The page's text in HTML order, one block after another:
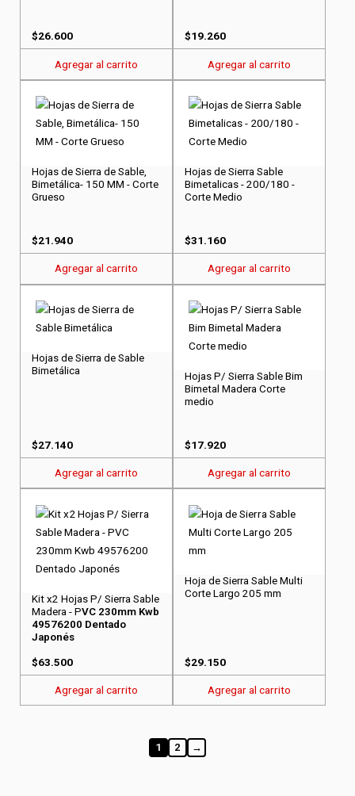
$26.600
Agregar al carrito
$19.260
Agregar al carrito
Hojas de Sierra de Sable,
Bimetálica- 150 MM - Corte
Grueso
$21.940
Agregar al carrito
Hojas de Sierra Sable
Bimetalicas - 200/180 -
Corte Medio
$31.160
Agregar al carrito
Hojas de Sierra de Sable
Bimetálica
$27.140
Agregar al carrito
Hojas P/ Sierra Sable Bim
Bimetal Madera Corte
medio
$17.920
Agregar al carrito
Kit x2 Hojas P/ Sierra Sable
Madera - PVC 230mm Kwb
49576200 Dentado
Japonés
$63.500
Agregar al carrito
Hoja de Sierra Sable Multi
Corte Largo 205 mm
$29.150
Agregar al carrito
1 2 →